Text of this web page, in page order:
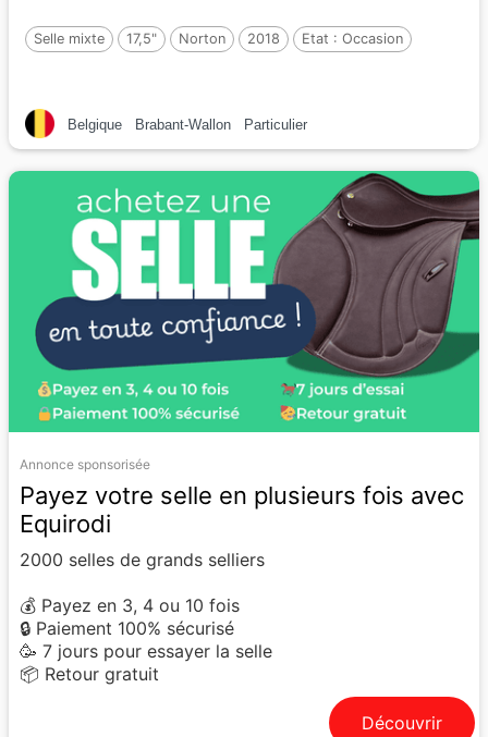
Selle mixte 17,5" Norton 2018 Etat : Occasion
Belgique Brabant-Wallon Particulier
Annonce sponsorisée
Payez votre selle en plusieurs fois avec
Equirodi
2000 selles de grands selliers
💰 Payez en 3, 4 ou 10 fois
🔒 Paiement 100% sécurisé
🥳 7 jours pour essayer la selle
📦 Retour gratuit
Découvrir